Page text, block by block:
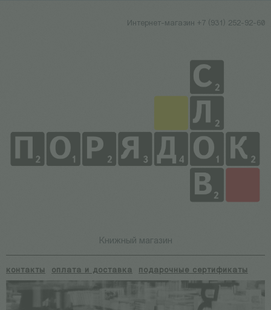
Интернет-магазин +7 (931) 252-92-60
Книжный магазин
контакты оплата и доставка подарочные сертификаты